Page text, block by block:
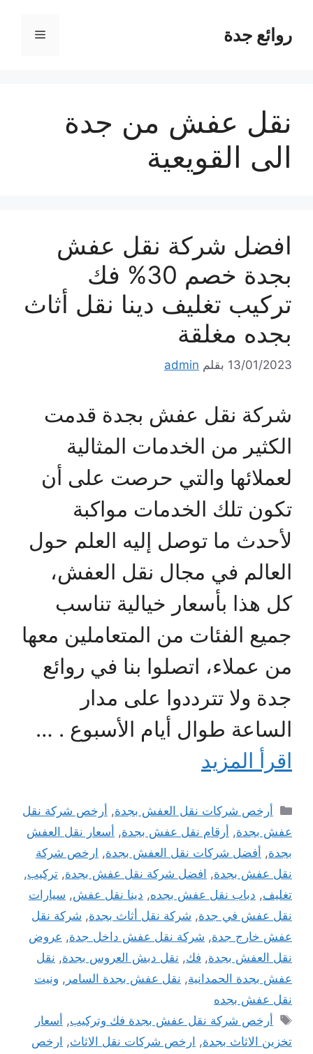
المحتوىروائع جدة القائمة
نقل عفش من جدة
الى القويعية
افضل شركة نقل عفش
بجدة خصم 30% فك
تركيب تغليف دينا نقل أثاث
بجده مغلقة
13/01/2023 بقلم admin
شركة نقل عفش بجدة قدمت
الكثير من الخدمات المثالية
لعملائها والتي حرصت على أن
تكون تلك الخدمات مواكبة
لأحدث ما توصل إليه العلم حول
العالم في مجال نقل العفش،
كل هذا بأسعار خيالية تناسب
جميع الفئات من المتعاملين معها
من عملاء، اتصلوا بنا في روائع
جدة ولا تترددوا على مدار
الساعة طوال أيام الأسبوع . …
اقرأ المزيد
التصنيفات
أرخص شركات نقل العفش بجدة, أرخص شركة نقل
عفش بجدة, أرقام نقل عفش بجدة, أسعار نقل العفش
بجدة, أفضل شركات نقل العفش بجدة, ارخص شركة
نقل عفش بجدة, افضل شركة نقل عفش بجدة, تركيب,
تغليف, دباب نقل عفش بجده, دينا نقل عفش, سيارات
نقل عفش في جدة, شركة نقل أثاث بجدة, شركة نقل
عفش خارج جدة, شركة نقل عفش داخل جدة, عروض
نقل العفش بجدة, فك, نقل دبش العروس بجدة, نقل
عفش بجدة الحمدانية, نقل عفش بجدة السامر , ونيت
نقل عفش بجده
الوسوم
أرخص شركة نقل عفش بجدة فك وتركيب, أسعار
تخزين الاثاث بجدة, ارخص شركات نقل الاثاث, ارخص